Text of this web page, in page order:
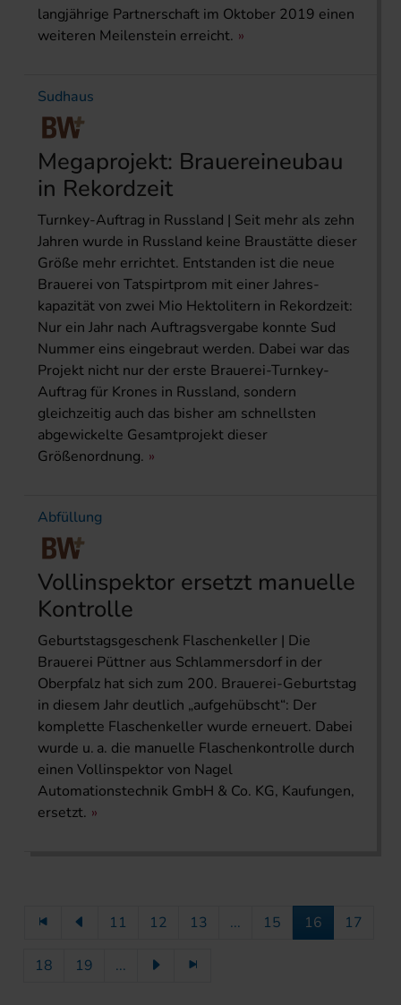
langjährige Partnerschaft im Oktober 2019 einen
weiteren Meilenstein erreicht.
Sudhaus
Megaprojekt: Brauerei­neubau
in Rekordzeit
Turnkey-Auftrag in Russland | Seit mehr als zehn
Jahren wurde in Russland keine Braustätte dieser
Größe mehr errichtet. Entstanden ist die neue
Brauerei von Tatspirtprom mit einer Jahres­
kapazität von zwei Mio Hektolitern in Rekordzeit:
Nur ein Jahr nach Auftragsvergabe konnte Sud
Nummer eins eingebraut werden. Dabei war das
Projekt nicht nur der erste Brauerei-Turnkey-
Auftrag für Krones in Russland, sondern
gleichzeitig auch das bisher am schnellsten
abgewickelte Gesamtprojekt dieser
Größenordnung.
Abfüllung
Vollinspektor ersetzt manuelle
Kontrolle
Geburtstagsgeschenk Flaschenkeller | Die
Brauerei Püttner aus Schlammersdorf in der
Oberpfalz hat sich zum 200. Brauerei-Geburtstag
in diesem Jahr deutlich „aufgehübscht“: Der
komplette Flaschenkeller wurde erneuert. Dabei
wurde u. a. die manuelle Flaschenkontrolle durch
einen Vollinspektor von Nagel
Automationstechnik GmbH & Co. KG, Kaufungen,
ersetzt.
11 12 13 ... 15 16 17
18 19 ...